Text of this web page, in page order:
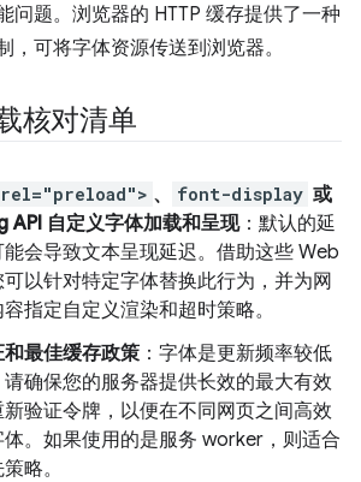
问题。浏览器的 HTTP 缓存提供了一种
，可将字体资源传送到浏览器。
核对清单
、 font-display 或
API 自定义字体加载和呈现：默认的延
会导致文本呈现延迟。借助这些 Web
以针对特定字体替换此行为，并为网
指定自定义渲染和超时策略。
最佳缓存政策 ：字体是更新频率较低
确保您的服务器提供长效的最大有效
验证令牌，以便在不同网页之间高效
。如果使用的是服务 worker，则适合
略。